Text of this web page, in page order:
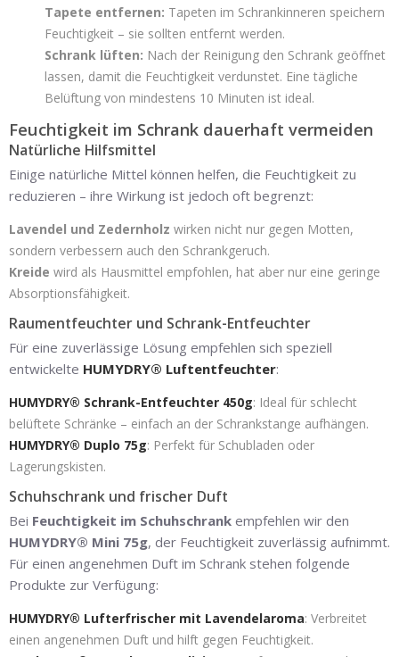
Tapete entfernen: Tapeten im Schrankinneren speichern
Feuchtigkeit – sie sollten entfernt werden.
Schrank lüften: Nach der Reinigung den Schrank geöffnet
lassen, damit die Feuchtigkeit verdunstet. Eine tägliche
Belüftung von mindestens 10 Minuten ist ideal.
Feuchtigkeit im Schrank dauerhaft vermeiden
Natürliche Hilfsmittel
Einige natürliche Mittel können helfen, die Feuchtigkeit zu
reduzieren – ihre Wirkung ist jedoch oft begrenzt:
Lavendel und Zedernholz wirken nicht nur gegen Motten,
sondern verbessern auch den Schrankgeruch.
Kreide wird als Hausmittel empfohlen, hat aber nur eine geringe
Absorptionsfähigkeit.
Raumentfeuchter und Schrank-Entfeuchter
Für eine zuverlässige Lösung empfehlen sich speziell
entwickelte HUMYDRY® Luftentfeuchter:
HUMYDRY® Schrank-Entfeuchter 450g: Ideal für schlecht
belüftete Schränke – einfach an der Schrankstange aufhängen.
HUMYDRY® Duplo 75g: Perfekt für Schubladen oder
Lagerungskisten.
Schuhschrank und frischer Duft
Bei Feuchtigkeit im Schuhschrank empfehlen wir den
HUMYDRY® Mini 75g, der Feuchtigkeit zuverlässig aufnimmt.
Für einen angenehmen Duft im Schrank stehen folgende
Produkte zur Verfügung:
HUMYDRY® Lufterfrischer mit Lavendelaroma: Verbreitet
einen angenehmen Duft und hilft gegen Feuchtigkeit.